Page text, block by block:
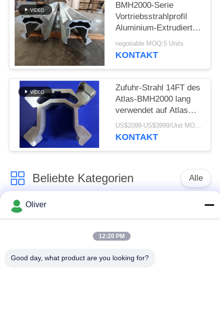
BMH2000-Serie
Vortriebsstrahlprofil
Aluminium-Extrudierte
Profile für Tunnelbau
und Bergbau
negotiable MOQ:5 Units
KONTAKT
Zufuhr-Strahl 14FT des
Atlas-BMH2000 lang
verwendet auf Atlas
281 Rocket Boomer
US$2099-US$3999/Unit MOQ:5 Einheiten
KONTAKT
Beliebte Kategorien Alle
Festes
Rundeisen
Oliver
12:20 PM
Good day, what product are you looking for?